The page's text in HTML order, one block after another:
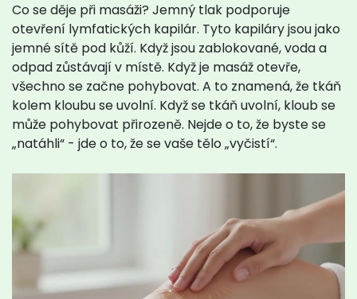
Co se děje při masáži? Jemný tlak podporuje
otevření lymfatických kapilár. Tyto kapiláry jsou jako
jemné sítě pod kůží. Když jsou zablokované, voda a
odpad zůstávají v místě. Když je masáž otevře,
všechno se začne pohybovat. A to znamená, že tkáň
kolem kloubu se uvolní. Když se tkáň uvolní, kloub se
může pohybovat přirozeně. Nejde o to, že byste se
„natáhli“ - jde o to, že se vaše tělo „vyčistí“.